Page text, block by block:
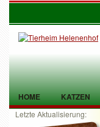
HOME KATZEN
TIER GEFUNDEN
Letzte Aktualisierung: